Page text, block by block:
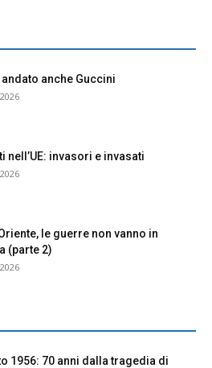
andato anche Guccini
nell’UE: invasori e invasati
le guerre non vanno in
(parte 2)
1956: 70 anni dalla tragedia di